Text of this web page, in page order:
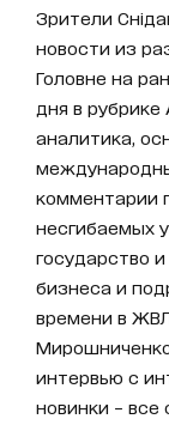
Зрители
новости из
Головне на
дня в
аналитика,
комментарии
несгибаемых
государство
бизнеса и
времени в
Мирошниченко,
интервью с
новинки –